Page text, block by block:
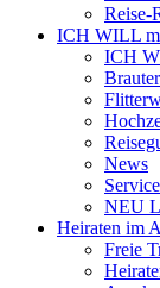
Reise-
ICH WILL
ICH
News
Service
NEU
Heiraten im
Freie